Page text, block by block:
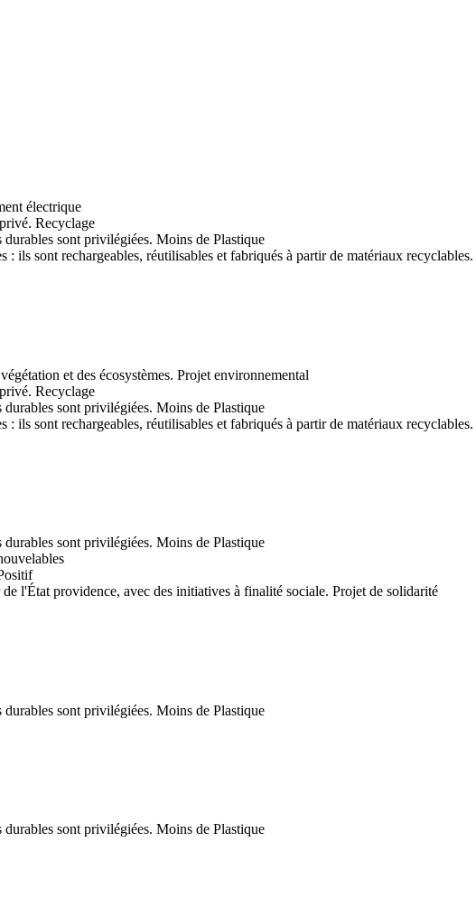
électrique
Recyclage
Moins de Plastique
Projet environnemental
Recyclage
Moins de Plastique
Moins de Plastique
Projet de solidarité
Moins de Plastique
Moins de Plastique